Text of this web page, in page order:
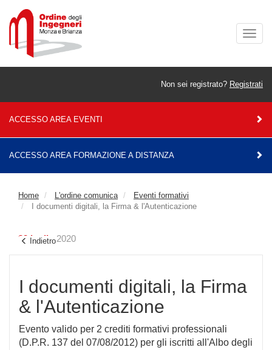
Non sei registrato? Registrati
ACCESSO AREA EVENTI
ACCESSO AREA FORMAZIONE A DISTANZA
Home L'ordine comunica
Eventi formativi
I documenti digitali, la Firma & l'Autenticazione
22 luglio2020
Indietro
I documenti digitali, la Firma
& l'Autenticazione
Evento valido per 2 crediti formativi professionali
(D.P.R. 137 del 07/08/2012) per gli iscritti all'Albo degli